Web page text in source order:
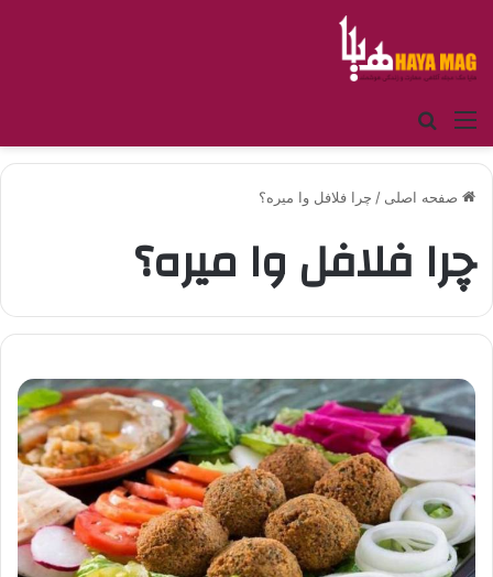
منو
صفحه اصلی / چرا فلافل وا میره؟
چرا فلافل وا میره؟